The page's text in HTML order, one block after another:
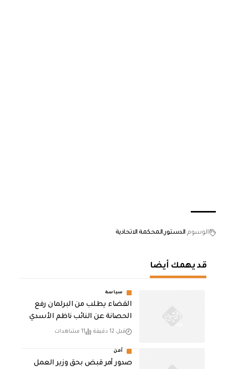
الوسوم الدستور المحكمة الاتحادية
قد يهمك أيضا
سياسة
القضاء يطلب من البرلمان رفع
الحصانة عن النائب ناظم الأسدي
قبل 12 دقيقة 11 مشاهدات
أمن
صدور أمر قبض بحق وزير العمل